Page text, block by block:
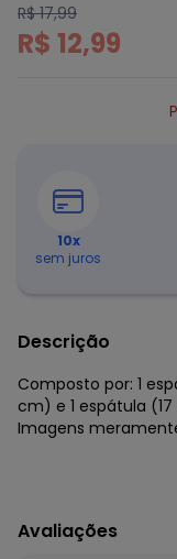
R$ 17,99
R$ 12,99
10x
sem juros
Descrição
Composto por: 1
cm) e 1 espátula
Imagens
Lar e Lazer - Kit
Composto por:
1 espátula (17 x 7 cm),
Avaliações